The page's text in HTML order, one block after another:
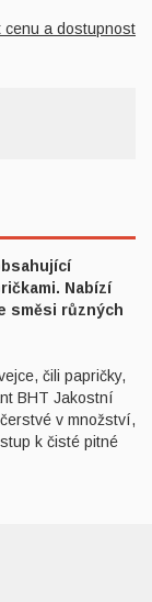
cenu a dostupnost
Nabízí
směsi různých
čili papričky,
BHT Jakostní
v množství,
k čisté pitné